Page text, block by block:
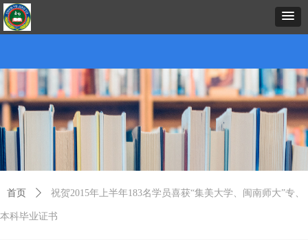
首页 ꄲ 祝贺2015年上半年183名学员喜获“集美大学、闽南师大”专、
本科毕业证书